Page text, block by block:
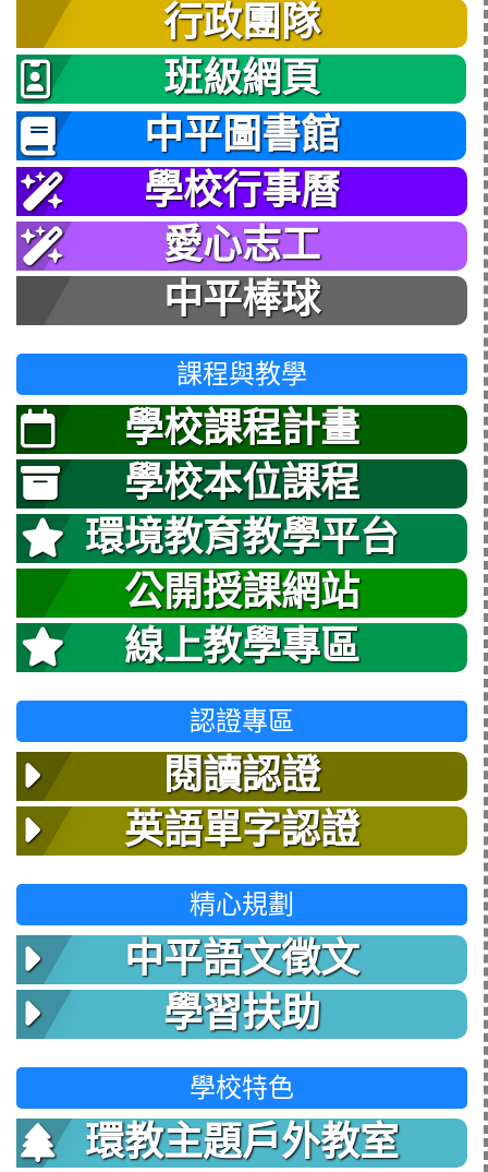
行政團隊
班級網頁
中平圖書館
學校行事曆
愛心志工
中平棒球
課程與教學
學校課程計畫
學校本位課程
環境教育教學平台
公開授課網站
線上教學專區
認證專區
閱讀認證
英語單字認證
精心規劃
中平語文徵文
學習扶助
學校特色
環教主題戶外教室